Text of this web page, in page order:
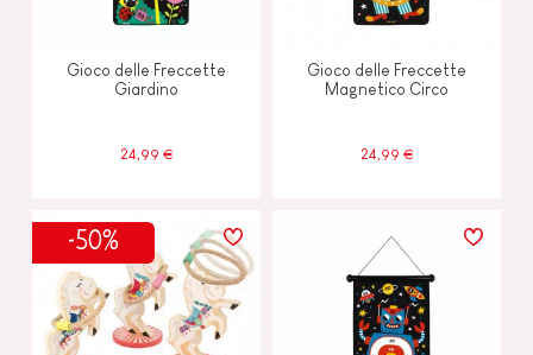
Gioco delle Freccette
Giardino
24,99 €
Gioco delle Freccette
Magnetico Circo
24,99 €
-50%